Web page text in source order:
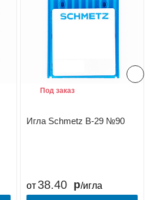
Игла Schmetz B-29 №90
Под заказ
от 38.40 /игла